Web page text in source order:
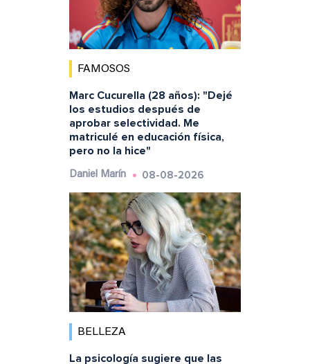
FAMOSOS
Marc Cucurella (28 años): "Dejé
los estudios después de
aprobar selectividad. Me
matriculé en educación física,
pero no la hice"
Daniel Marín 08-08-2026
BELLEZA
La psicología sugiere que las